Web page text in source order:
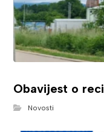
Obavijest o
Novosti